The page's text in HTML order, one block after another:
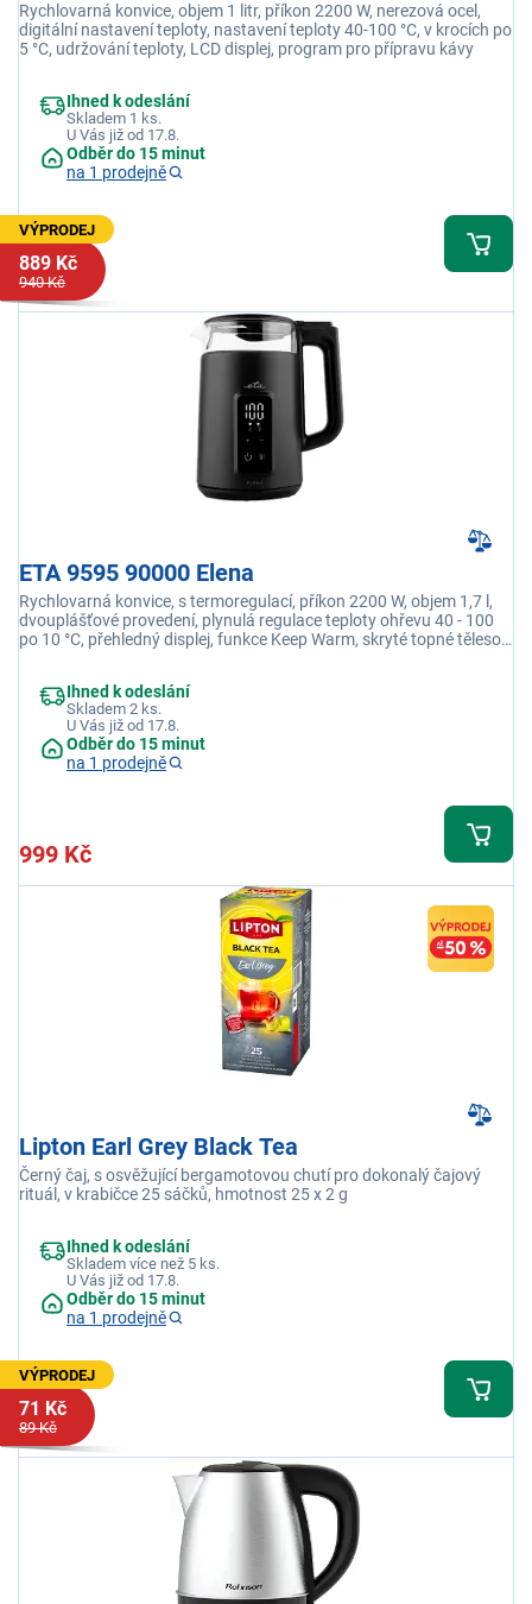
Rychlovarná konvice, objem 1 litr, příkon 2200 W, nerezová ocel,
digitální nastavení teploty, nastavení teploty 40-100 °C, v krocích po
5 °C, udržování teploty, LCD displej, program pro přípravu kávy
Ihned k odeslání
Skladem 1 ks.
U Vás již od 17.8.
Odběr do 15 minut
na 1 prodejně
VÝPRODEJ
889 Kč
940 Kč
ETA 9595 90000 Elena
Rychlovarná konvice, s termoregulací, příkon 2200 W, objem 1,7 l,
dvouplášťové provedení, plynulá regulace teploty ohřevu 40 - 100
po 10 °C, přehledný displej, funkce Keep Warm, skryté topné těleso,
Ihned k odeslání
Skladem 2 ks.
U Vás již od 17.8.
Odběr do 15 minut
na 1 prodejně
999 Kč
Lipton Earl Grey Black Tea
Černý čaj, s osvěžující bergamotovou chutí pro dokonalý čajový
rituál, v krabičce 25 sáčků, hmotnost 25 x 2 g
Ihned k odeslání
Skladem více než 5 ks.
U Vás již od 17.8.
Odběr do 15 minut
na 1 prodejně
VÝPRODEJ
71 Kč
89 Kč